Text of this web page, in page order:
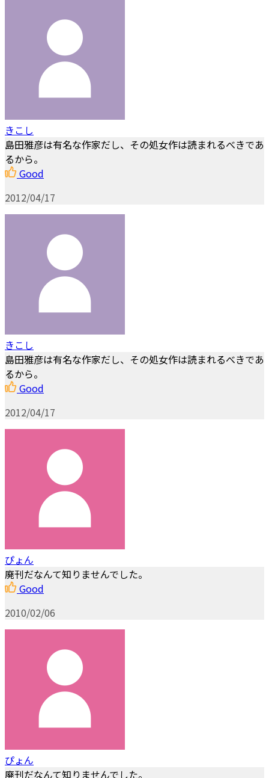
きこし
島田雅彦は有名な作家だし、その処女作は読まれるべきであ
るから。
Good
2012/04/17
きこし
島田雅彦は有名な作家だし、その処女作は読まれるべきであ
るから。
Good
2012/04/17
ぴょん
廃刊だなんて知りませんでした。
Good
2010/02/06
ぴょん
廃刊だなんて知りませんでした。